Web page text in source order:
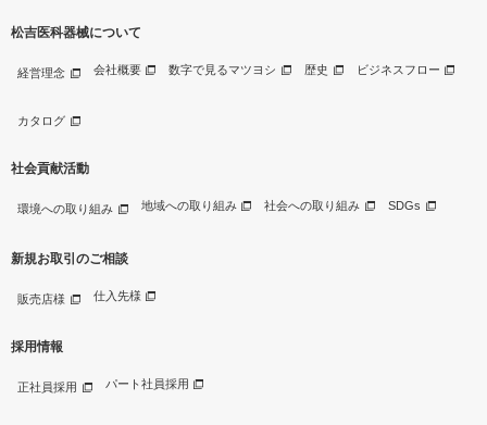
松吉医科器械について
経営理念 会社概要 数字で見るマツヨシ 歴史 ビジネスフロー
カタログ
社会貢献活動
環境への取り組み 地域への取り組み 社会への取り組み SDGs
新規お取引のご相談
販売店様 仕入先様
採用情報
正社員採用 パート社員採用